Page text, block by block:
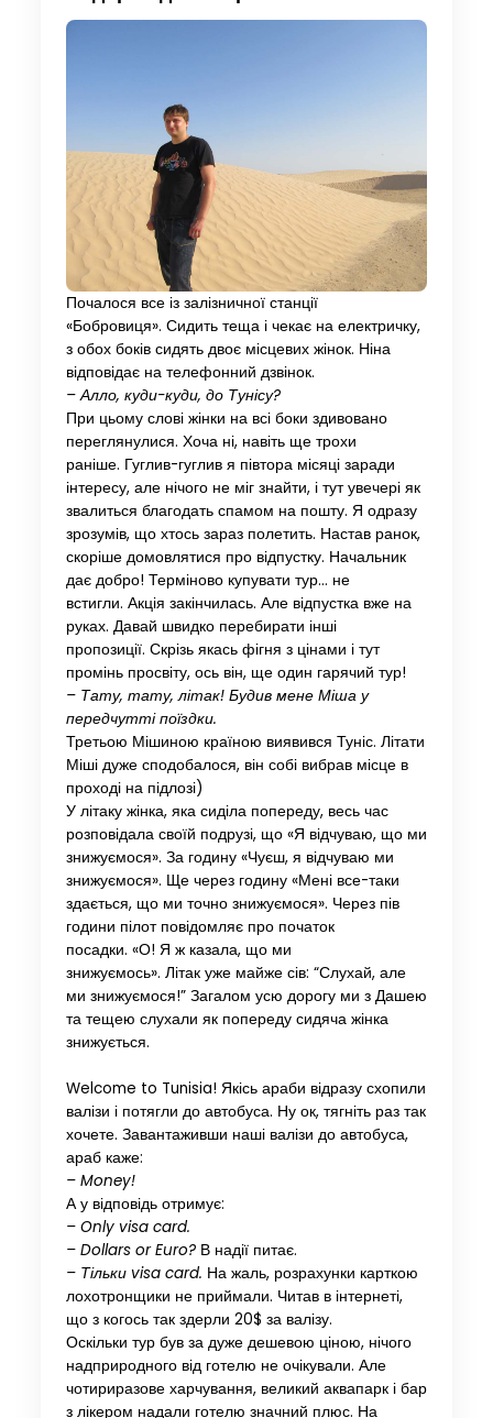
Почалося все із залізничної станції
«Бобровиця». Сидить теща і чекає на електричку,
з обох боків сидять двоє місцевих жінок. Ніна
відповідає на телефонний дзвінок.
– Алло, куди-куди, до Тунісу?
При цьому слові жінки на всі боки здивовано
переглянулися. Хоча ні, навіть ще трохи
раніше. Гуглив-гуглив я півтора місяці заради
інтересу, але нічого не міг знайти, і тут увечері як
звалиться благодать спамом на пошту. Я одразу
зрозумів, що хтось зараз полетить. Настав ранок,
скоріше домовлятися про відпустку. Начальник
дає добро! Терміново купувати тур… не
встигли. Акція закінчилась. Але відпустка вже на
руках. Давай швидко перебирати інші
пропозиції. Скрізь якась фігня з цінами і тут
промінь просвіту, ось він, ще один гарячий тур!
– Тату, тату, літак! Будив мене Міша у
передчутті поїздки.
Третьою Мішиною країною виявився Туніс. Літати
Міші дуже сподобалося, він собі вибрав місце в
проході на підлозі)
У літаку жінка, яка сиділа попереду, весь час
розповідала своїй подрузі, що «Я відчуваю, що ми
знижуємося». За годину «Чуєш, я відчуваю ми
знижуємося». Ще через годину «Мені все-таки
здається, що ми точно знижуємося». Через пів
години пілот повідомляє про початок
посадки. «О! Я ж казала, що ми
знижуємось». Літак уже майже сів: “Слухай, але
ми знижуємося!” Загалом усю дорогу ми з Дашею
та тещею слухали як попереду сидяча жінка
знижується.
Welcome to Tunisia! Якісь араби відразу схопили
валізи і потягли до автобуса. Ну ок, тягніть раз так
хочете. Завантаживши наші валізи до автобуса,
араб каже:
– Money!
А у відповідь отримує:
– Only visa card.
– Dollars or Euro? В надії питає.
– Тільки visa card. На жаль, розрахунки карткою
лохотронщики не приймали. Читав в інтернеті,
що з когось так здерли 20$ за валізу.
Оскільки тур був за дуже дешевою ціною, нічого
надприродного від готелю не очікували. Але
чотириразове харчування, великий аквапарк і бар
з лікером надали готелю значний плюс. На